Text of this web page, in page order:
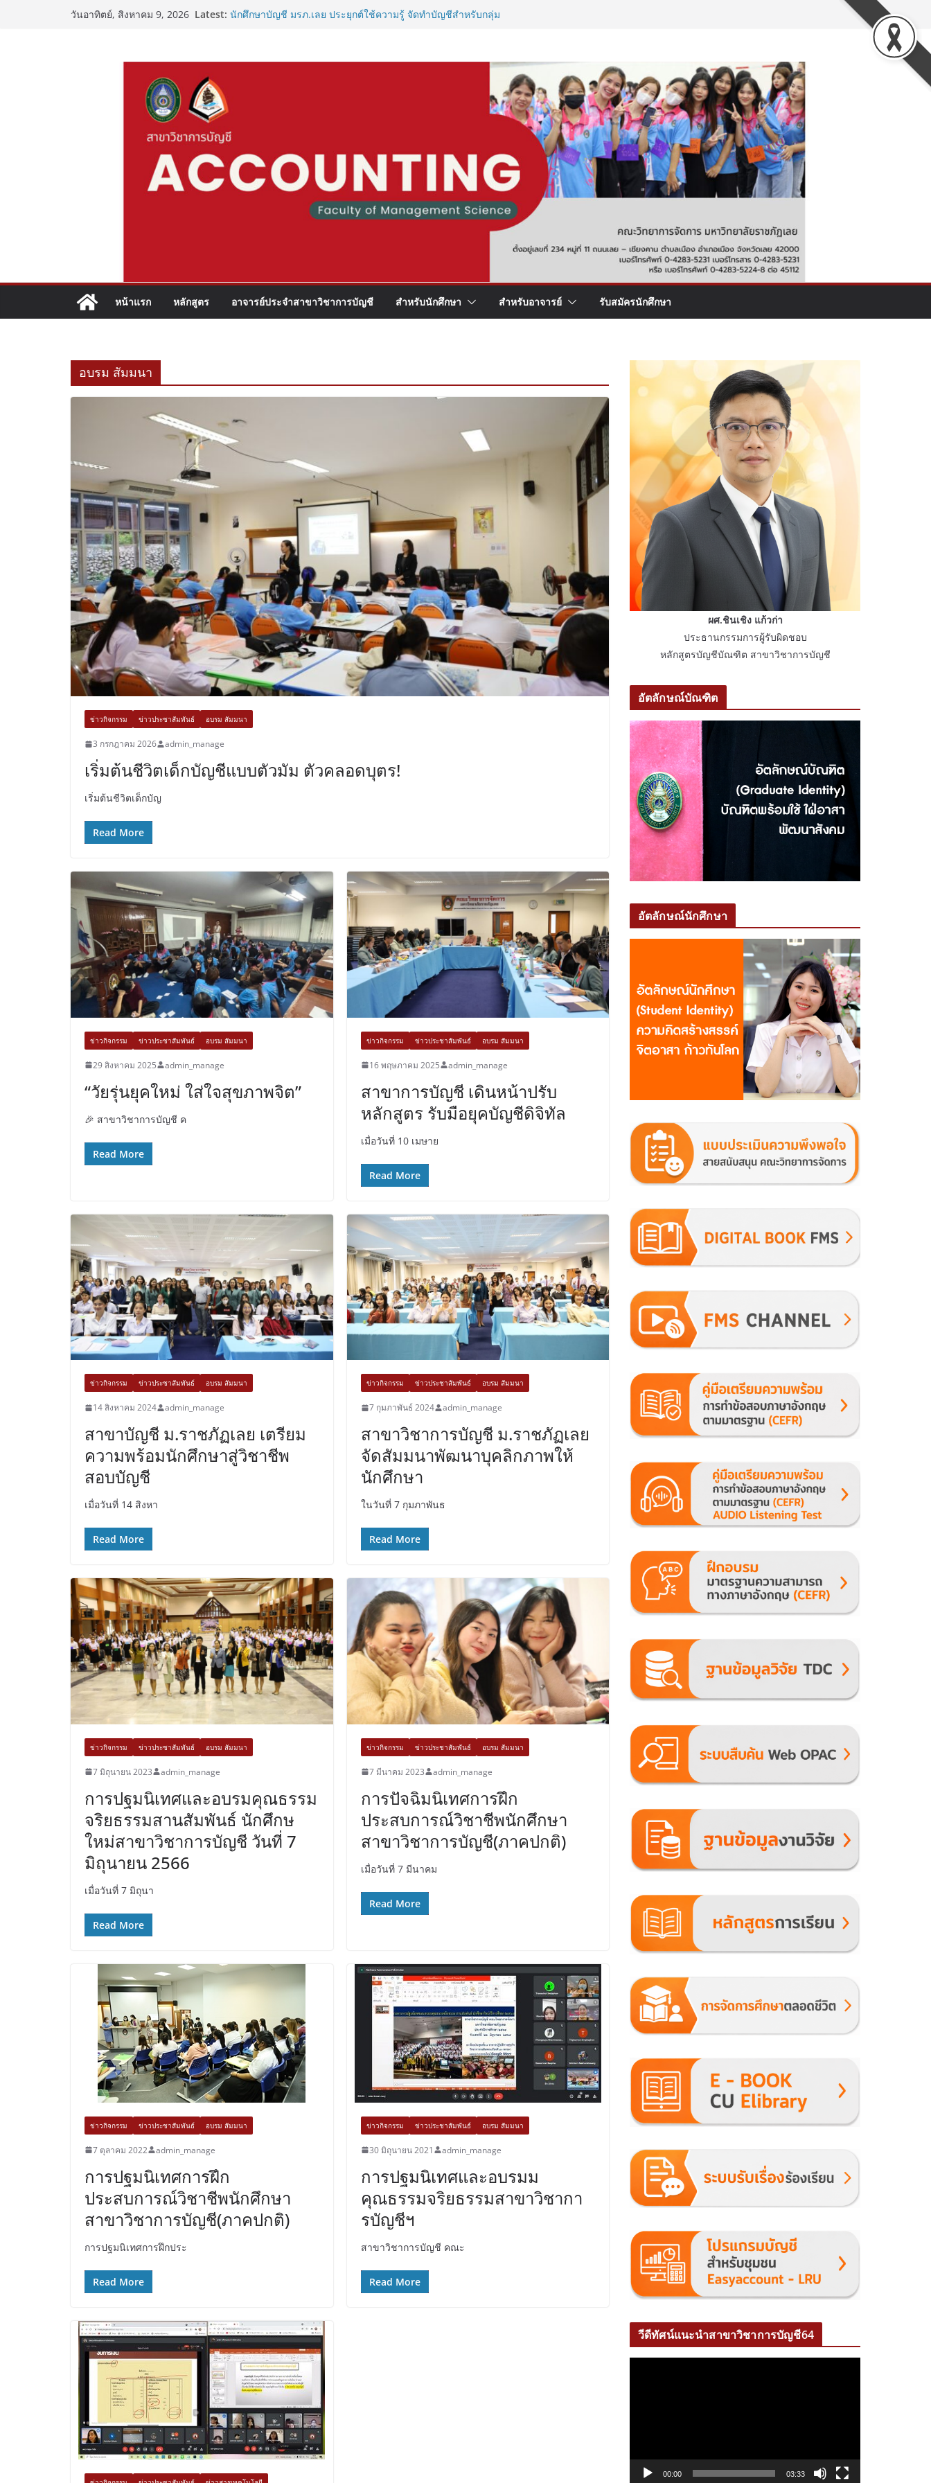
วันอาทิตย์, สิงหาคม 9, 2026 Latest: นักศึกษาบัญชี มรภ.เลย ประยุกต์ใช้ความรู้ จัดทำบัญชีสำหรับกลุ่ม
หน้าแรก หลักสูตร อาจารย์ประจำสาขาวิชาการบัญชี สำหรับนักศึกษา สำหรับอาจารย์ รับสมัครนักศึกษา
อบรม สัมมนา
ข่าวกิจกรรม ข่าวประชาสัมพันธ์ อบรม สัมมนา
3 กรกฎาคม 2026 admin_manage
เริ่มต้นชีวิตเด็กบัญชีแบบตัวมัม ตัวคลอดบุตร!
เริ่มต้นชีวิตเด็กบัญ
Read More
ข่าวกิจกรรม ข่าวประชาสัมพันธ์ อบรม สัมมนา
29 สิงหาคม 2025 admin_manage
“วัยรุ่นยุคใหม่ ใส่ใจสุขภาพจิต”
🎉 สาขาวิชาการบัญชี ค
Read More
ข่าวกิจกรรม ข่าวประชาสัมพันธ์ อบรม สัมมนา
16 พฤษภาคม 2025 admin_manage
สาขาการบัญชี เดินหน้าปรับ
หลักสูตร รับมือยุคบัญชีดิจิทัล
เมื่อวันที่ 10 เมษาย
Read More
ข่าวกิจกรรม ข่าวประชาสัมพันธ์ อบรม สัมมนา
14 สิงหาคม 2024 admin_manage
สาขาบัญชี ม.ราชภัฏเลย เตรียม
ความพร้อมนักศึกษาสู่วิชาชีพ
สอบบัญชี
เมื่อวันที่ 14 สิงหา
Read More
ข่าวกิจกรรม ข่าวประชาสัมพันธ์ อบรม สัมมนา
7 กุมภาพันธ์ 2024 admin_manage
สาขาวิชาการบัญชี ม.ราชภัฏเลย
จัดสัมมนาพัฒนาบุคลิกภาพให้
นักศึกษา
ในวันที่ 7 กุมภาพันธ
Read More
ข่าวกิจกรรม ข่าวประชาสัมพันธ์ อบรม สัมมนา
7 มิถุนายน 2023 admin_manage
การปฐมนิเทศและอบรมคุณธรรม
จริยธรรมสานสัมพันธ์ นักศึกษ
ใหม่สาขาวิชาการบัญชี วันที่ 7
มิถุนายน 2566
เมื่อวันที่ 7 มิถุนา
Read More
ข่าวกิจกรรม ข่าวประชาสัมพันธ์ อบรม สัมมนา
7 มีนาคม 2023 admin_manage
การปัจฉิมนิเทศการฝึก
ประสบการณ์วิชาชีพนักศึกษา
สาขาวิชาการบัญชี(ภาคปกติ)
เมื่อวันที่ 7 มีนาคม
Read More
ข่าวกิจกรรม ข่าวประชาสัมพันธ์ อบรม สัมมนา
7 ตุลาคม 2022 admin_manage
การปฐมนิเทศการฝึก
ประสบการณ์วิชาชีพนักศึกษา
สาขาวิชาการบัญชี(ภาคปกติ)
การปฐมนิเทศการฝึกประ
Read More
ข่าวกิจกรรม ข่าวประชาสัมพันธ์ อบรม สัมมนา
30 มิถุนายน 2021 admin_manage
การปฐมนิเทศและอบรมม
คุณธรรมจริยธรรมสาขาวิชากา
รบัญชีฯ
สาขาวิชาการบัญชี คณะ
Read More
ผศ.ชินเชิง แก้วก่า
ประธานกรรมการผู้รับผิดชอบ
หลักสูตรบัญชีบัณฑิต สาขาวิชาการบัญชี
อัตลักษณ์บัณฑิต
อัตลักษณ์นักศึกษา
วีดีทัศน์แนะนำสาขาวิชาการบัญชี64
00:00 03:33